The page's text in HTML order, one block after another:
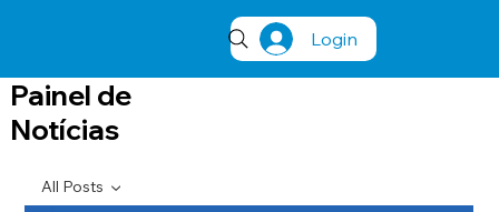
Login
Painel de
Notícias
All Posts